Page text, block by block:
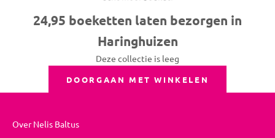
24,95 boeketten laten bezorgen in
Haringhuizen
Deze collectie is leeg
DOORGAAN MET WINKELEN
Over Nelis Baltus